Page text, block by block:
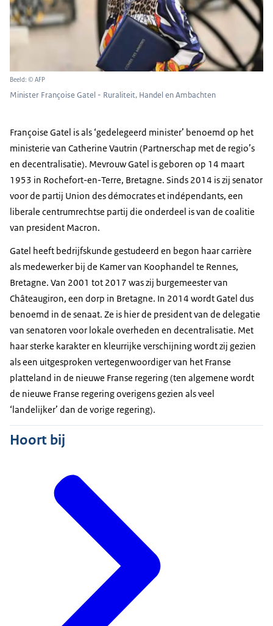
Beeld: © AFP
Minister Françoise Gatel - Ruraliteit, Handel en Ambachten
Françoise Gatel is als ‘gedelegeerd minister’ benoemd op het
ministerie van Catherine Vautrin (Partnerschap met de regio’s
en decentralisatie). Mevrouw Gatel is geboren op 14 maart
1953 in Rochefort-en-Terre, Bretagne. Sinds 2014 is zij senator
voor de partij Union des démocrates et indépendants, een
liberale centrumrechtse partij die onderdeel is van de coalitie
van president Macron.
Gatel heeft bedrijfskunde gestudeerd en begon haar carrière
als medewerker bij de Kamer van Koophandel te Rennes,
Bretagne. Van 2001 tot 2017 was zij burgemeester van
Châteaugiron, een dorp in Bretagne. In 2014 wordt Gatel dus
benoemd in de senaat. Ze is hier de president van de delegatie
van senatoren voor lokale overheden en decentralisatie. Met
haar sterke karakter en kleurrijke verschijning wordt zij gezien
als een uitgesproken vertegenwoordiger van het Franse
platteland in de nieuwe Franse regering (ten algemene wordt
de nieuwe Franse regering overigens gezien als veel
‘landelijker’ dan de vorige regering).
Hoort bij